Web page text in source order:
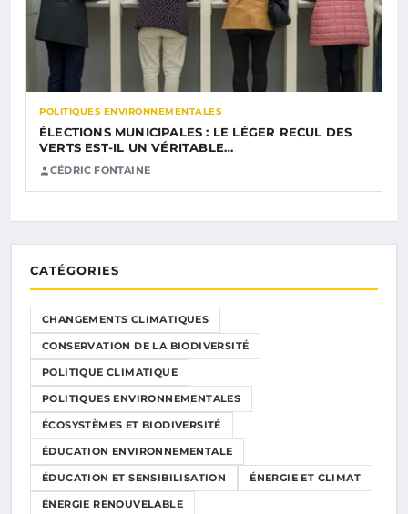
POLITIQUES ENVIRONNEMENTALES
ÉLECTIONS MUNICIPALES : LE LÉGER RECUL DES
VERTS EST-IL UN VÉRITABLE…
CÉDRIC FONTAINE
CATÉGORIES
CHANGEMENTS CLIMATIQUES
CONSERVATION DE LA BIODIVERSITÉ
POLITIQUE CLIMATIQUE
POLITIQUES ENVIRONNEMENTALES
ÉCOSYSTÈMES ET BIODIVERSITÉ
ÉDUCATION ENVIRONNEMENTALE
ÉDUCATION ET SENSIBILISATION ÉNERGIE ET CLIMAT
ÉNERGIE RENOUVELABLE